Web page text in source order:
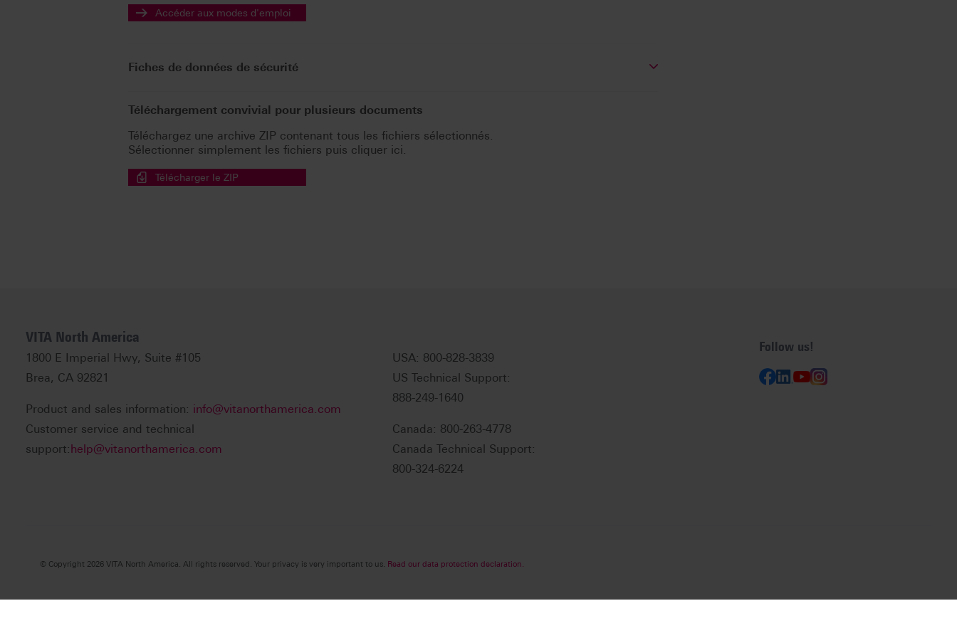
Accéder aux modes d'emploi
Fiches de données de sécurité
Téléchargement convivial pour plusieurs documents
Téléchargez une archive ZIP contenant tous les fichiers sélectionnés.
Sélectionner simplement les fichiers puis cliquer ici.
Télécharger le ZIP
VITA North America
1800 E Imperial Hwy, Suite #105
Brea, CA 92821
Product and sales information: info@vitanorthamerica.com
Customer service and technical
support:help@vitanorthamerica.com
USA: 800-828-3839
US Technical Support:
888-249-1640
Canada: 800-263-4778
Canada Technical Support:
800-324-6224
Follow us!
© Copyright 2026 VITA North America. All rights reserved. Your privacy is very important to us. Read our data protection declaration.